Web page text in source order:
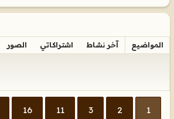
المواضيع آخر نشاط اشتراكاتي الصور
1
2
3
11
16